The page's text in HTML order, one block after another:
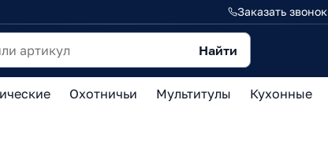
Заказать звонок
Найти
Охотничьи Мультитулы Кухонные